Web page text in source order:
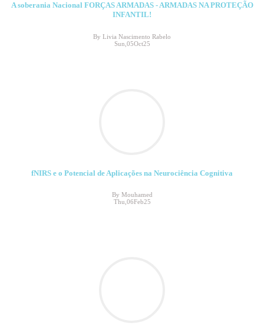
A soberania Nacional FORÇAS ARMADAS - ARMADAS NA PROTEÇÃO
INFANTIL!
By Livia Nascimento Rabelo
Sun,05Oct25
fNIRS e o Potencial de Aplicações na Neurociência Cognitiva
By Mouhamed
Thu,06Feb25